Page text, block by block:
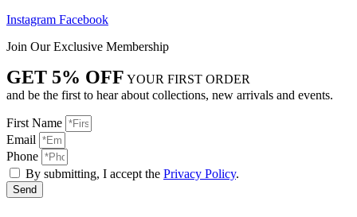
Instagram Facebook
Join Our Exclusive Membership
GET 5% OFF YOUR FIRST ORDER
and be the first to hear about collections, new arrivals and events.
First Name
Email
Phone
By submitting, I accept the Privacy Policy.
Send